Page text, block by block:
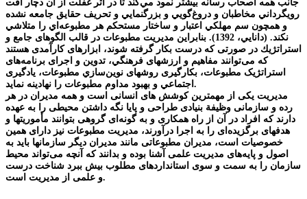
جانب همه اصحاب رسانه بيشتر نمود مي‌کند تا در اثر غفلت از آن دچار آفت
رويگرداني مخاطبان و دروغ‌گويي و بزرگنمايي و تحريف حقايق جامعه نشده
و همچون سم مهلکي اعتبار و ساختار مستحکم هر مطبوعه‌اي را متلاشي
نکند. (دانايي، 1392). بنابراين مديريت مطبوعات در قالب الگوهای جامع و
استراتژيك ‌در صورتی که درست بکار گرفته شوند، ابزارهای کارآمدی هستند
که می‌توانند مفاهیم و ارزشهای فرهنگي، تدوین و اجرای برنامه‌های
استراتژیک مطبوعات، بکارگیری روشهای نوين‌سازي مطبوعات، یادگیری‌
اجتماعي و بهبود مداوم مطبوعات را نهادینه نمايد.
مدیریت یکی از مهمترین کوشش های انسانی است و همه مدیران در هر
رده و سازمانی وظیفة بنیادی طراحی و پایا نگه داشتن محیطی را به عهده
دارند که افراد در آن از راه همکاری و به گونه‌ای گروهی بتوانند مأموریتها و
هدفهای برگزیده‌ای را به اجرا درآورند، مدیریت مطبوعات نیز دارای همین
خصوصیات است، مدیران مطبوعاتی مانند مدیران دیگر سازمانها باید به
اصول و پایه‌های مدیریت علمی آشنا بوده و بدانند که آنچه می‌تواند محیط
سازمان را به سمت و سوی استانداردهای مطلوب بیش ببرد شناخت درست
و علمی از مدیریت است.